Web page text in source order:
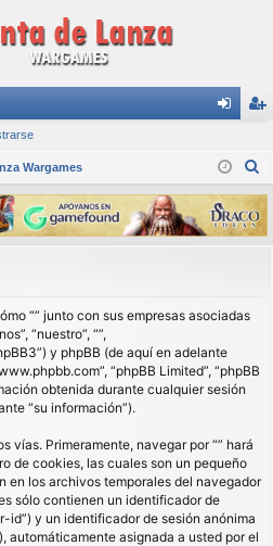
nti
fic
ar
ist
ra
rs
Wargames
s
c
“” junto con sus empresas asociadas
“nuestro”, “”,
y phpBB (de aquí en adelante
“phpBB Limited”, “phpBB
obtenida durante cualquier sesión
“su información”).
vías. Primeramente, navegar por “” hará
de cookies, las cuales son un pequeño
en los archivos temporales del navegador
sólo contienen un identificador de
id”) y un identificador de sesión anónima
automáticamente asignada a usted por el